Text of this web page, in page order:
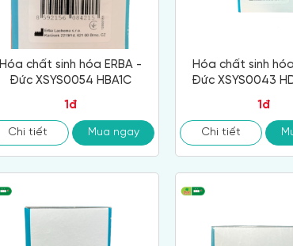
Hóa chất sinh hóa ERBA -
Đức XSYS0054 HBA1C
1đ
Chi tiết Mua ngay
Hóa chất sinh
Đức XSYS0043
1đ
Chi tiết